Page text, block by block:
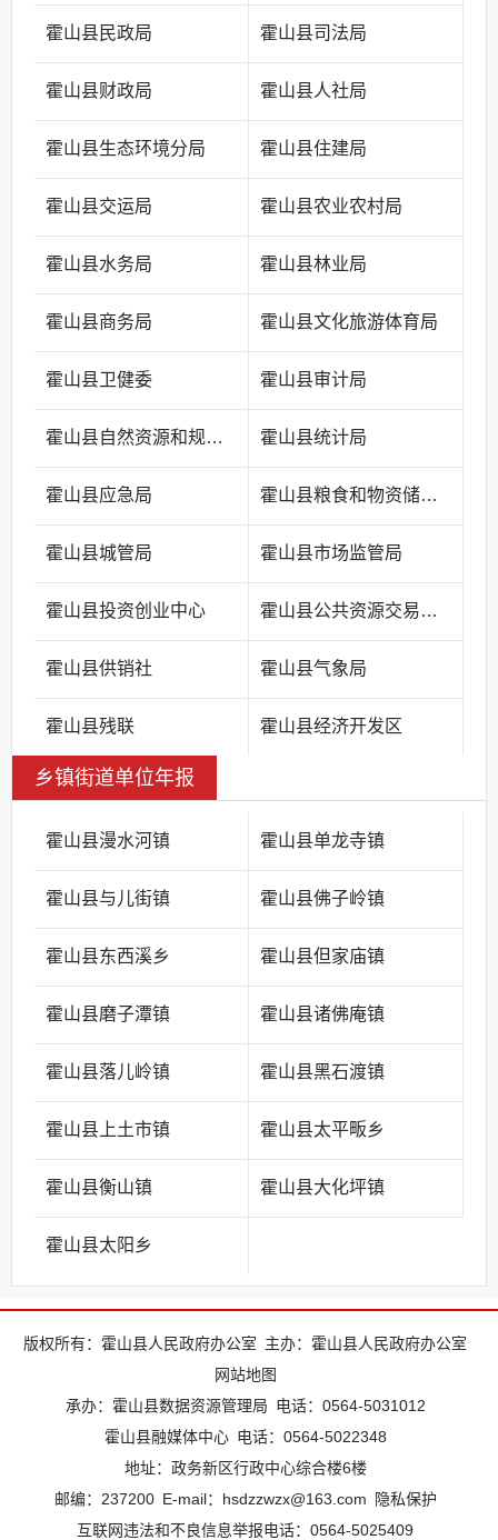
霍山县民政局 霍山县司法局
霍山县财政局 霍山县人社局
霍山县生态环境分局 霍山县住建局
霍山县交运局 霍山县农业农村局
霍山县水务局 霍山县林业局
霍山县商务局 霍山县文化旅游体育局
霍山县卫健委 霍山县审计局
霍山县自然资源和规划局 霍山县统计局
霍山县应急局 霍山县粮食和物资储备中心
霍山县城管局 霍山县市场监管局
霍山县投资创业中心 霍山县公共资源交易中心
霍山县供销社 霍山县气象局
霍山县残联 霍山县经济开发区
乡镇街道单位年报
霍山县漫水河镇 霍山县单龙寺镇
霍山县与儿街镇 霍山县佛子岭镇
霍山县东西溪乡 霍山县但家庙镇
霍山县磨子潭镇 霍山县诸佛庵镇
霍山县落儿岭镇 霍山县黑石渡镇
霍山县上土市镇 霍山县太平畈乡
霍山县衡山镇 霍山县大化坪镇
霍山县太阳乡
版权所有：霍山县人民政府办公室 主办：霍山县人民政府办公室
网站地图
承办：霍山县数据资源管理局 电话：0564-5031012
霍山县融媒体中心 电话：0564-5022348
地址：政务新区行政中心综合楼6楼
邮编：237200 E-mail：hsdzzwzx@163.com
隐私保护
互联网违法和不良信息举报电话：0564-5025409